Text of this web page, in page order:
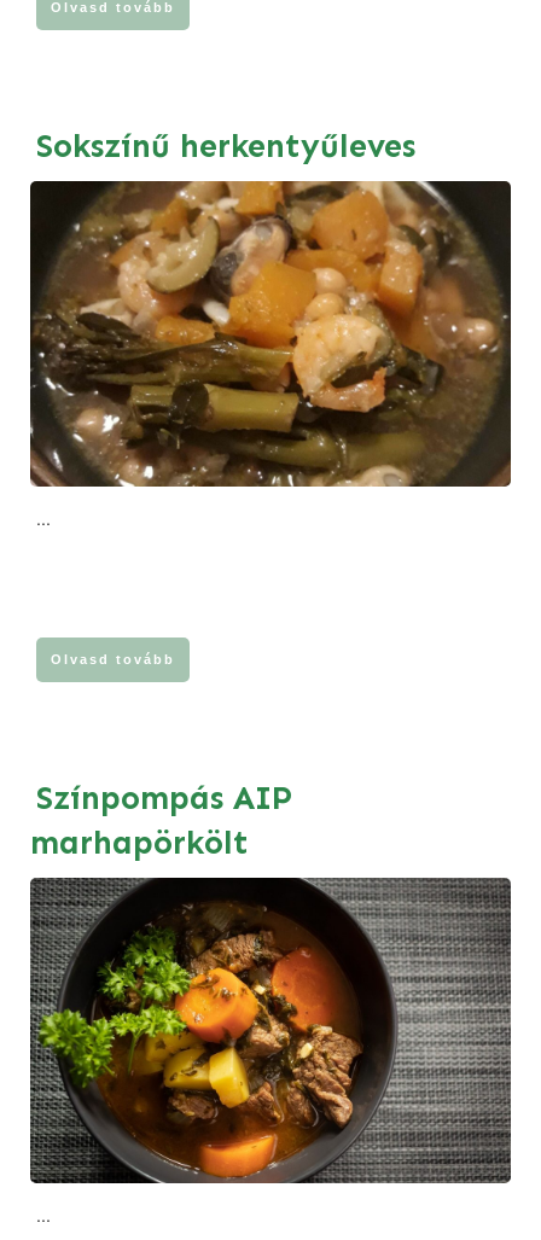
Olvasd tovább
Sokszínű herkentyűleves
...
Olvasd tovább
Színpompás AIP
marhapörkölt
...